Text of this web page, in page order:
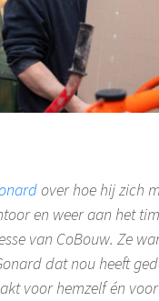
over hoe hij zich
en weer aan het
van CoBouw. Ze
dat nou heeft
voor hemzelf én